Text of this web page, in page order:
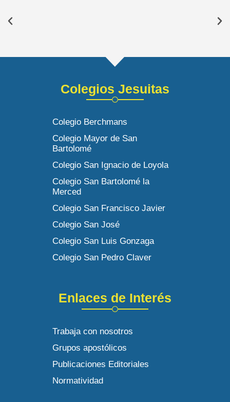
Colegios Jesuitas
Colegio Berchmans
Colegio Mayor de San
Bartolomé
Colegio San Ignacio de Loyola
Colegio San Bartolomé la
Merced
Colegio San Francisco Javier
Colegio San José
Colegio San Luis Gonzaga
Colegio San Pedro Claver
Enlaces de Interés
Trabaja con nosotros
Grupos apostólicos
Publicaciones Editoriales
Normatividad